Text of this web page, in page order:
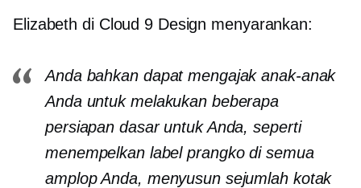
Elizabeth di Cloud 9 Design menyarankan:
Anda bahkan dapat mengajak anak-anak
Anda untuk melakukan beberapa
persiapan dasar untuk Anda, seperti
menempelkan label prangko di semua
amplop Anda, menyusun sejumlah kotak